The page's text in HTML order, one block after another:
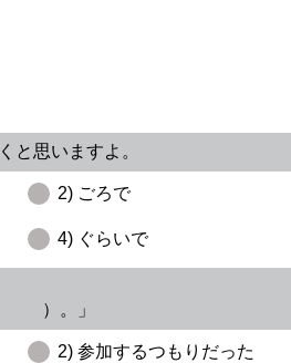
思いますよ。
2) ごろで
4) ぐらいで
）。」
2) 参加するつもりだった